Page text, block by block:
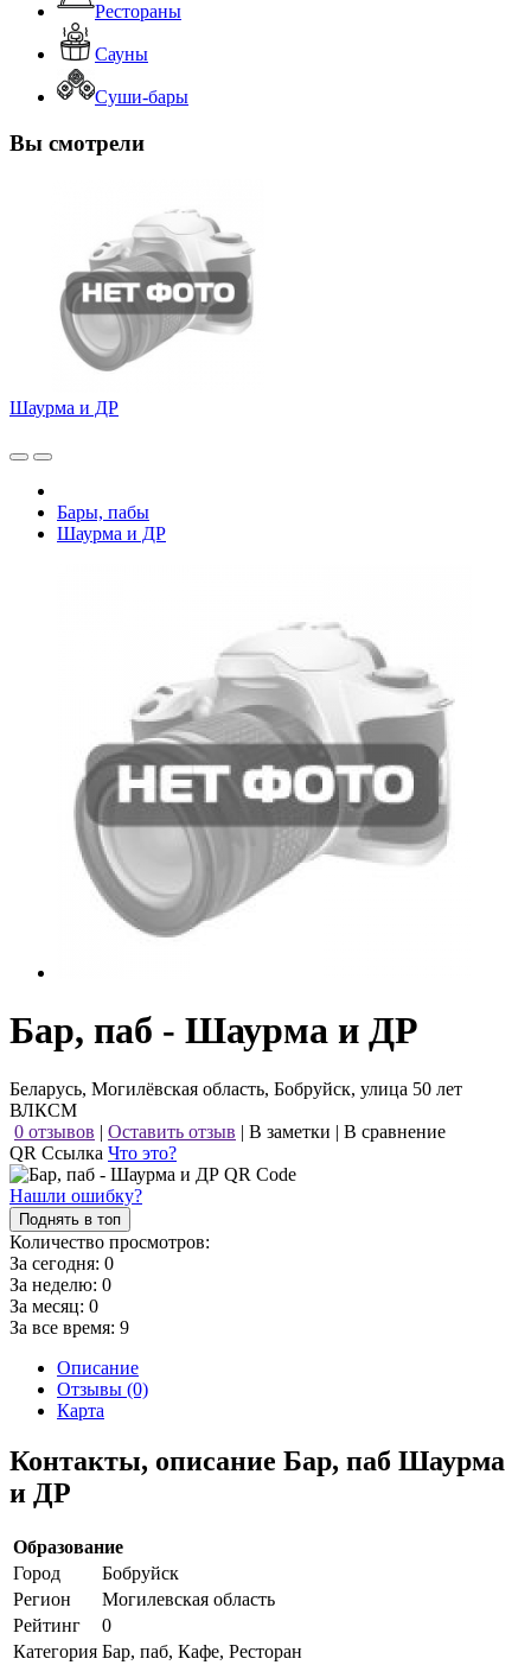
Рестораны
Сауны
Суши-бары
Вы смотрели
Шаурма и ДР
Бары, пабы
Шаурма и ДР
Бар, паб - Шаурма и ДР
Беларусь, Могилёвская область, Бобруйск, улица 50 лет
ВЛКСМ
0 отзывов | Оставить отзыв | В заметки | В сравнение
QR Ссылка Что это?
Нашли ошибку?
Поднять в топ
Количество просмотров:
За сегодня: 0
За неделю: 0
За месяц: 0
За все время: 9
Описание
Отзывы (0)
Карта
Контакты, описание Бар, паб Шаурма
и ДР
Образование
Город
Бобруйск
Регион
Могилевская область
Рейтинг
0
Категория Бар, паб, Кафе, Ресторан